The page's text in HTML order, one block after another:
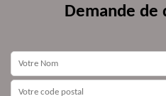
Demande de